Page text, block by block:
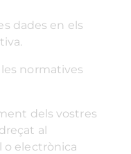
dades en els
normatives
dels vostres
al
o electrònica